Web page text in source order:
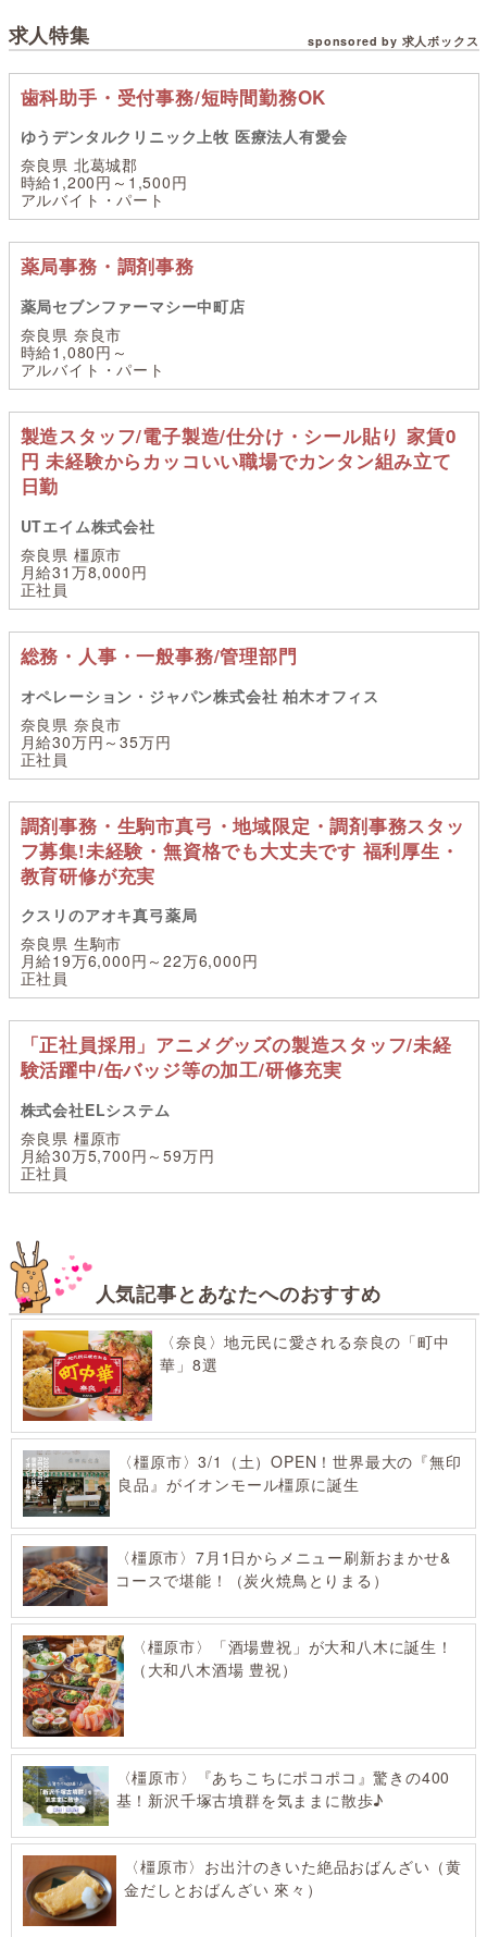
求人特集 sponsored by 求人ボックス
歯科助手・受付事務/短時間勤務OK
ゆうデンタルクリニック上牧 医療法人有愛会
奈良県 北葛城郡
時給1,200円～1,500円
アルバイト・パート
薬局事務・調剤事務
薬局セブンファーマシー中町店
奈良県 奈良市
時給1,080円～
アルバイト・パート
製造スタッフ/電子製造/仕分け・シール貼り 家賃0
円 未経験からカッコいい職場でカンタン組み立て
日勤
UTエイム株式会社
奈良県 橿原市
月給31万8,000円
正社員
総務・人事・一般事務/管理部門
オペレーション・ジャパン株式会社 柏木オフィス
奈良県 奈良市
月給30万円～35万円
正社員
調剤事務・生駒市真弓・地域限定・調剤事務スタッ
フ募集!未経験・無資格でも大丈夫です 福利厚生・
教育研修が充実
クスリのアオキ真弓薬局
奈良県 生駒市
月給19万6,000円～22万6,000円
正社員
「正社員採用」アニメグッズの製造スタッフ/未経
験活躍中/缶バッジ等の加工/研修充実
株式会社ELシステム
奈良県 橿原市
月給30万5,700円～59万円
正社員
人気記事とあなたへのおすすめ
〈奈良〉地元民に愛される奈良の「町中
華」8選
〈橿原市〉3/1（土）OPEN！世界最大の『無印
良品』がイオンモール橿原に誕生
〈橿原市〉7月1日からメニュー刷新おまかせ&
コースで堪能！（炭火焼鳥とりまる）
〈橿原市〉「酒場豊祝」が大和八木に誕生！
（大和八木酒場 豊祝）
〈橿原市〉『あちこちにポコポコ』驚きの400
基！新沢千塚古墳群を気ままに散歩♪
〈橿原市〉お出汁のきいた絶品おばんざい（黄
金だしとおばんざい 來々）